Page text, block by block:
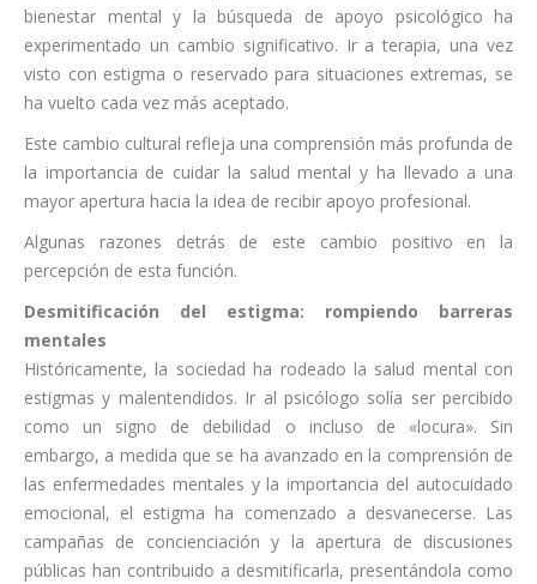
bienestar mental y la búsqueda de apoyo psicológico ha
experimentado un cambio significativo. Ir a terapia, una vez
visto con estigma o reservado para situaciones extremas, se
ha vuelto cada vez más aceptado.
Este cambio cultural refleja una comprensión más profunda de
la importancia de cuidar la salud mental y ha llevado a una
mayor apertura hacia la idea de recibir apoyo profesional.
Algunas razones detrás de este cambio positivo en la
percepción de esta función.
Desmitificación del estigma: rompiendo barreras
mentales
Históricamente, la sociedad ha rodeado la salud mental con
estigmas y malentendidos. Ir al psicólogo solía ser percibido
como un signo de debilidad o incluso de «locura». Sin
embargo, a medida que se ha avanzado en la comprensión de
las enfermedades mentales y la importancia del autocuidado
emocional, el estigma ha comenzado a desvanecerse. Las
campañas de concienciación y la apertura de discusiones
públicas han contribuido a desmitificarla, presentándola como